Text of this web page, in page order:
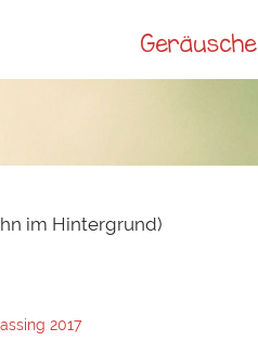
Main menu
Geräusche
im Hintergrund)
2017